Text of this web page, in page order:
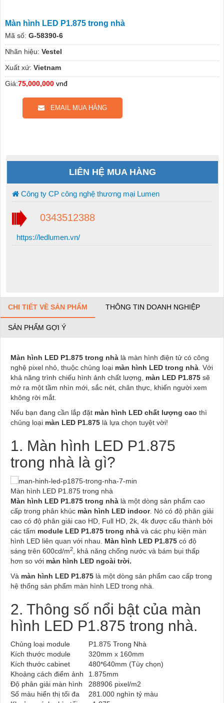
Màn hình LED P1.875 trong nhà
Mã số: G-58390-6
Nhãn hiệu: Vestel
Xuất xứ: Vietnam
Giá:75,000,000 vnđ
EMAIL MUA HÀNG
LIÊN HỆ MUA HÀNG
Công ty CP công nghệ thương mại Lumen
0343512388
https://ledlumen.vn/
CHI TIẾT VỀ SẢN PHẨM THÔNG TIN DOANH NGHIỆP
SẢN PHẨM GỢI Ý
Màn hình LED P1.875 trong nhà là màn hình điện tử có công
nghệ pixel nhỏ, thuộc chủng loại màn hình LED trong nhà . Với
khả năng trình chiếu hình ảnh chất lượng, màn LED P1.875 sẽ
mở ra một tầm nhìn mới, sắc nét, chân thực, khiến người xem
không rời mắt.
Nếu bạn đang cần lắp đặt màn hình LED chất lượng cao thì
chủng loại màn LED P1.875 là lựa chọn tuyệt vời!
1. Màn hình LED P1.875
trong nhà là gì?
Màn hình LED P1.875 trong nhà
Màn hình LED P1.875 trong nhà là một dòng sản phẩm cao
cấp trong phân khúc màn hình LED indoor. Nó có độ phân giải
cao có độ phân giải cao HD, Full HD, 2k, 4k được cấu thành bởi
các tấm module LED P1.875 trong nhà và các phụ kiện màn
hình LED liên quan với nhau. Màn hình LED P1.875 có độ
sáng trên 600cd/m2
, khả năng chống nước và bám bụi thấp
hơn so với màn hình LED ngoài trời.
Và màn hình LED P1.875 là một dòng sản phẩm cao cấp trong
hệ thống sản phẩm màn hình LED trong nhà.
2. Thông số nổi bật của màn
hình LED P1.875 trong nhà.
Chủng loại module
P1.875 Trong Nhà
Kích thước module
320mm x 160mm
Kích thước cabinet
480*640mm (Tùy chọn)
Khoảng cách điểm ảnh
1.875mm
Độ phân giải màn hình
288906 pixel/m2
Số màu hiển thị tối đa
281.000 nghìn tỷ màu